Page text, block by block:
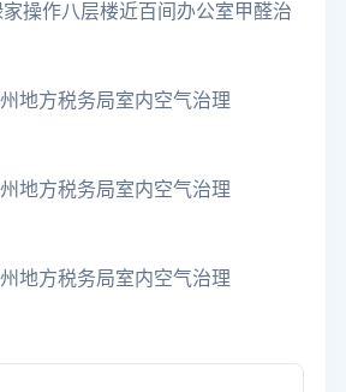
操作八层楼近百间办公室甲醛治